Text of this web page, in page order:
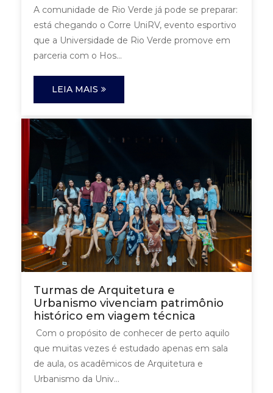
A comunidade de Rio Verde já pode se preparar:
está chegando o Corre UniRV, evento esportivo
que a Universidade de Rio Verde promove em
parceria com o Hos...
LEIA MAIS
Turmas de Arquitetura e
Urbanismo vivenciam patrimônio
histórico em viagem técnica
Com o propósito de conhecer de perto aquilo
que muitas vezes é estudado apenas em sala
de aula, os acadêmicos de Arquitetura e
Urbanismo da Univ...